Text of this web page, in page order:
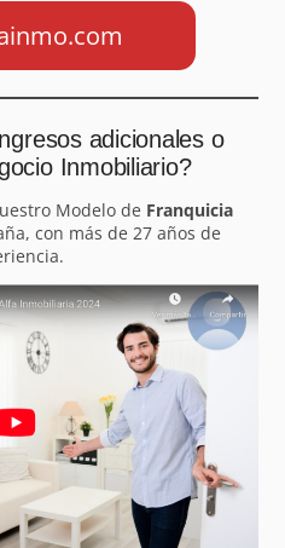
adicionales o
Inmobiliario?
Modelo de Franquicia
con más de 27 años de